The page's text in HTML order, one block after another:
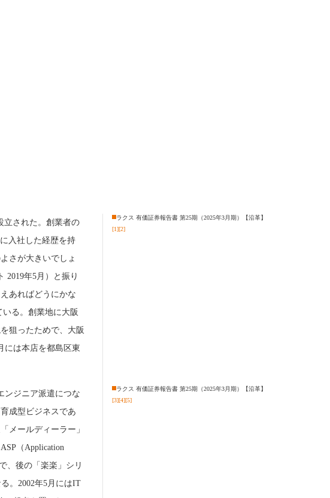
立された。創業者の
入社した経歴を持
さが大きいでしょ
2019年5月）と振り
あればどうにかな
る。創業地に大阪
狙ったためで、大阪
には本店を都島区東
ラクス 有価証券報告書 第25期（2025年3月期）【沿革】
[1][2]
ンジニア派遣につな
成型ビジネスであ
メールディーラー」
（Application
、後の「楽楽」シリ
。2002年5月にはIT
ラクス 有価証券報告書 第25期（2025年3月期）【沿革】
[3][4][5]